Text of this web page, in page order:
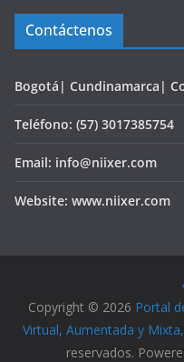
Contáctenos
Bogotá| Cundinamarca|
Teléfono: (57) 3017385754
Email: info@niixer.com
Website: www.niixer.com
Copyright © 2026 Portal
Virtual, Aumentada y
reservados.